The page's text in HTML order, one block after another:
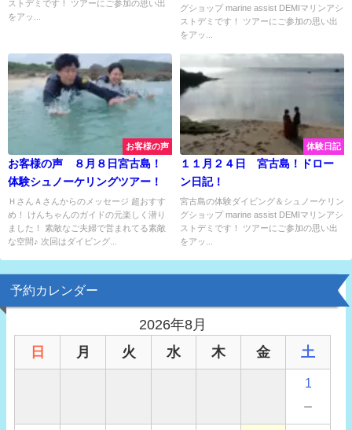
ストデミです！ ツアーにご参加の思い出
をアッ...
グショップ marine assist DEMIマリンアシ
ストデミです！ ツアーにご参加の思い出
をアッ...
お客様の声
お客様の声 ８月８日宮古島！
体験シュノーケリングツアー！
ＨさんＡさんからのメッセージ 超おすす
め！ けんちゃんのガイドの元楽しく潜り
ました！ 素敵なご夫婦で営まれてる素敵
な空間♪ 次回はダイビング...
体験日記
１１月２４日 宮古島！ドロー
ン日記！
宮古島の体験ダイビング＆シュノーケリン
グショップ marine assist DEMIマリンアシ
ストデミです！ ツアーにご参加の思い出
をアッ...
予約カレンダー
2026年8月
日
月 火 水 木 金 土
1
－